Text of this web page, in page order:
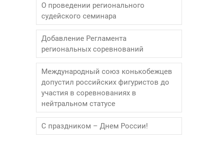
О проведении регионального
судейского семинара
Добавление Регламента
региональных соревнований
Международный союз конькобежцев
допустил российских фигуристов до
участия в соревнованиях в
нейтральном статусе
С праздником – Днем России!